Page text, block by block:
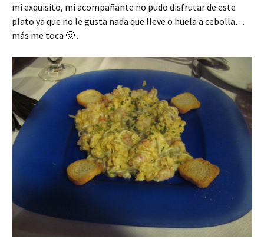
mi exquisito, mi acompañante no pudo disfrutar de este
plato ya que no le gusta nada que lleve o huela a cebolla…
más me toca 🙂 .